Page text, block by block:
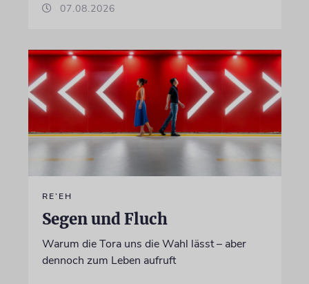
07.08.2026
RE’EH
Segen und Fluch
Warum die Tora uns die Wahl lässt – aber
dennoch zum Leben aufruft